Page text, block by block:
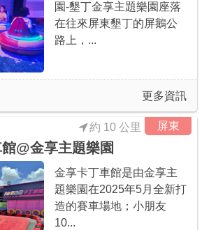
園-墾丁金享主題樂園座落
在往來屏東墾丁的屏鵝公
路上，...
更多資訊
屏東
@金享主題樂園
約 10 公里
金享卡丁車館是由金享主
題樂園在2025年5月全新打
造的賽車場地；小朋友
10...